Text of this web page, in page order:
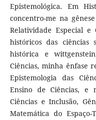
Epistemológica. Em
concentro-me na
Relatividade Especial
históricos das ciências
histórica e
Ciências, minha ênfase
Epistemologia das
Ensino de Ciências, e
Ciências e Inclusão,
Matemática do